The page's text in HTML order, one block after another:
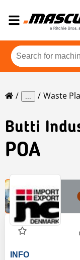
... Waste
Butti
POA
INFO